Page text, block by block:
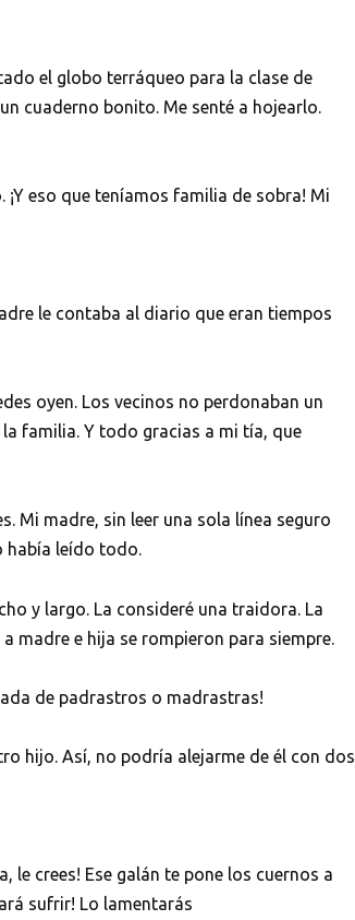
el globo terráqueo para la clase de
cuaderno bonito. Me senté a hojearlo.
eso que teníamos familia de sobra! Mi
le contaba al diario que eran tiempos
oyen. Los vecinos no perdonaban un
familia. Y todo gracias a mi tía, que
Mi madre, sin leer una sola línea seguro
había leído todo.
y largo. La consideré una traidora. La
madre e hija se rompieron para siempre.
de padrastros o madrastras!
hijo. Así, no podría alejarme de él con dos
le crees! Ese galán te pone los cuernos a
sufrir! Lo lamentarás